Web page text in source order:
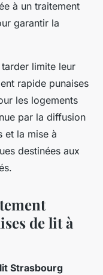
à un traitement
garantir la
limite leur
rapide punaises
les logements
par la diffusion
et la mise à
destinées aux
de lit à
Strasbourg